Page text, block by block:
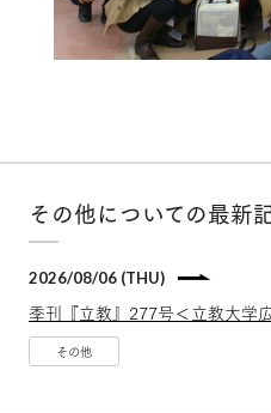
その他についての最新
2026/08/06 (THU)
季刊『立教』277号＜立教大学
その他